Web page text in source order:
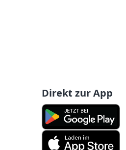
Direkt zur App